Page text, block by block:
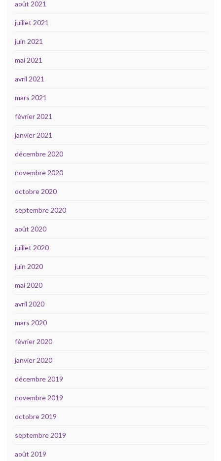
août 2021
juillet 2021
juin 2021
mai 2021
avril 2021
mars 2021
février 2021
janvier 2021
décembre 2020
novembre 2020
octobre 2020
septembre 2020
août 2020
juillet 2020
juin 2020
mai 2020
avril 2020
mars 2020
février 2020
janvier 2020
décembre 2019
novembre 2019
octobre 2019
septembre 2019
août 2019